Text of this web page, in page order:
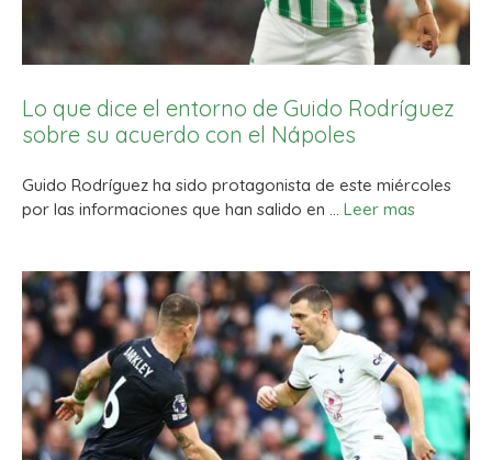
Lo que dice el entorno de Guido Rodríguez
sobre su acuerdo con el Nápoles
Guido Rodríguez ha sido protagonista de este miércoles
por las informaciones que han salido en … Leer mas